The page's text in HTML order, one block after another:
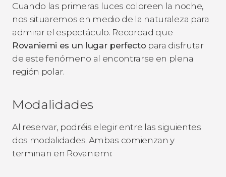
Cuando las primeras luces coloreen la noche,
nos situaremos en medio de la naturaleza para
admirar el espectáculo. Recordad que
Rovaniemi es un lugar perfecto para disfrutar
de este fenómeno al encontrarse en plena
región polar.
Modalidades
Al reservar, podréis elegir entre las siguientes
dos modalidades. Ambas comienzan y
terminan en Rovaniemi: